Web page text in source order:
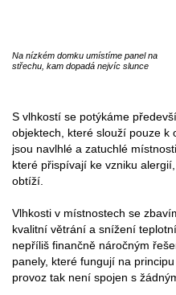
Na nízkém domku umístíme panel na
střechu, kam dopadá nejvíc slunce
S vlhkostí se potýkáme
objektech, které slouží pouze k
jsou navlhlé a zatuchlé místnosti,
které přispívají ke vzniku
obtíží.
Vlhkosti v místnostech se
kvalitní větrání a snížení
nepříliš finančně náročným
panely, které fungují na
provoz tak není spojen s